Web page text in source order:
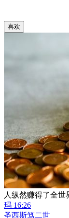
喜欢
人纵然赚得了全
玛 16:26
圣西斯笃二世